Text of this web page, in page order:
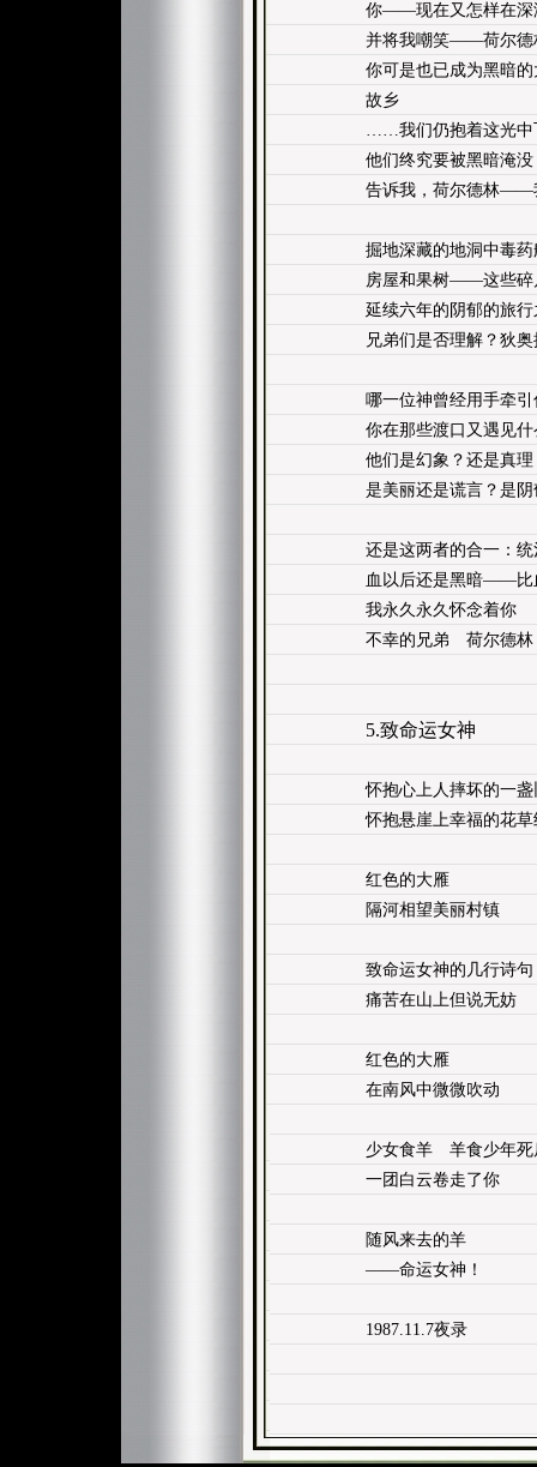
你——现在又怎样在
并将我嘲笑——荷尔德
你可是也已成为黑暗
故乡
……我们仍抱着这光中
他们终究要被黑暗淹没
告诉我，荷尔德林——
掘地深藏的地洞中毒
房屋和果树——这些碎
延续六年的阴郁的旅
兄弟们是否理解？狄
哪一位神曾经用手牵
你在那些渡口又遇见
他们是幻象？还是真理
是美丽还是谎言？是
还是这两者的合一：统
血以后还是黑暗——比
我永久永久怀念着你
不幸的兄弟 荷尔德林
5.致命运女神
怀抱心上人摔坏的一盏
怀抱悬崖上幸福的花
红色的大雁
隔河相望美丽村镇
致命运女神的几行诗句
痛苦在山上但说无妨
红色的大雁
在南风中微微吹动
少女食羊 羊食少年死
一团白云卷走了你
随风来去的羊
——命运女神！
1987.11.7夜录